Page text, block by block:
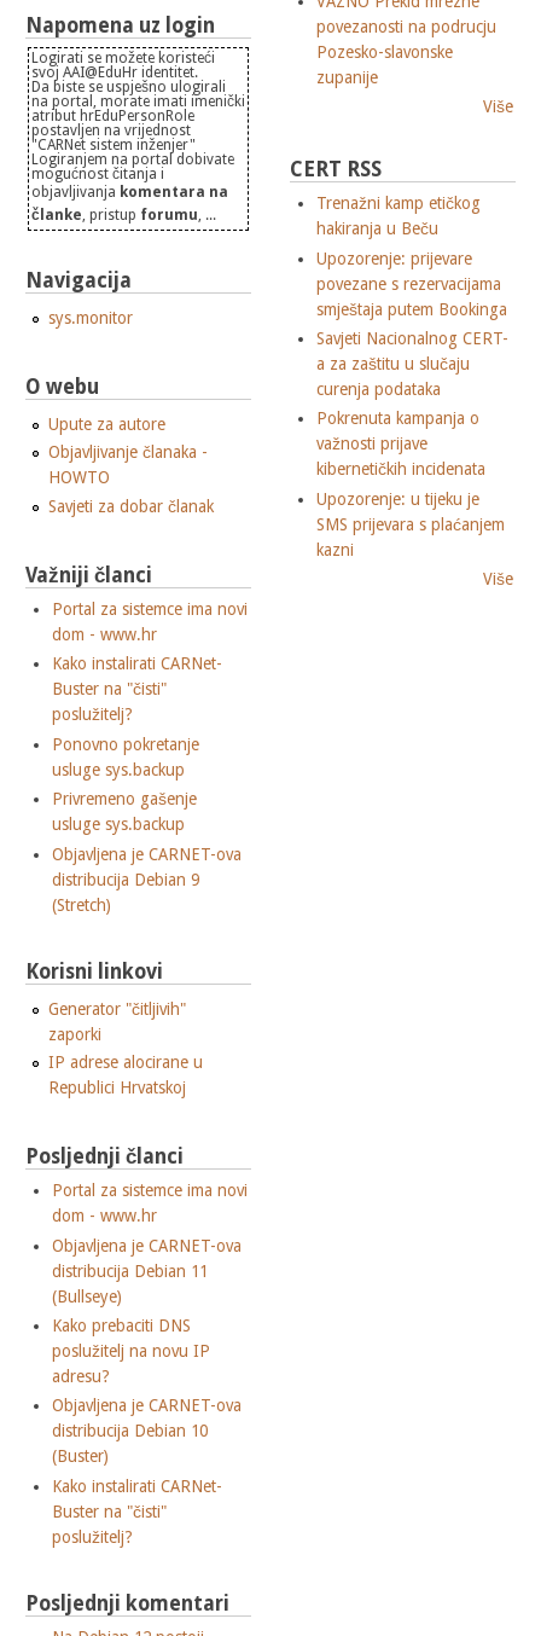
Napomena uz login
Logirati se možete koristeći
svoj AAI@EduHr identitet.
Da biste se uspješno ulogirali
na portal, morate imati imenički
atribut hrEduPersonRole
postavljen na vrijednost
"CARNet sistem inženjer"
Logiranjem na portal dobivate
mogućnost čitanja i
objavljivanja komentara na
članke, pristup forumu, ...
Navigacija
sys.monitor
O webu
Upute za autore
Objavljivanje članaka -
HOWTO
Savjeti za dobar članak
Važniji članci
Portal za sistemce ima novi
dom - www.hr
Kako instalirati CARNet-
Buster na "čisti"
poslužitelj?
Ponovno pokretanje
usluge sys.backup
Privremeno gašenje
usluge sys.backup
Objavljena je CARNET-ova
distribucija Debian 9
(Stretch)
Korisni linkovi
Generator "čitljivih"
zaporki
IP adrese alocirane u
Republici Hrvatskoj
Posljednji članci
Portal za sistemce ima novi
dom - www.hr
Objavljena je CARNET-ova
distribucija Debian 11
(Bullseye)
Kako prebaciti DNS
poslužitelj na novu IP
adresu?
Objavljena je CARNET-ova
distribucija Debian 10
(Buster)
Kako instalirati CARNet-
Buster na "čisti"
poslužitelj?
Posljednji komentari
povezanosti na podrucju
Pozesko-slavonske
zupanije
Više
CERT RSS
Trenažni kamp etičkog
hakiranja u Beču
Upozorenje: prijevare
povezane s rezervacijama
smještaja putem Bookinga
Savjeti Nacionalnog CERT-
a za zaštitu u slučaju
curenja podataka
Pokrenuta kampanja o
važnosti prijave
kibernetičkih incidenata
Upozorenje: u tijeku je
SMS prijevara s plaćanjem
kazni
Više